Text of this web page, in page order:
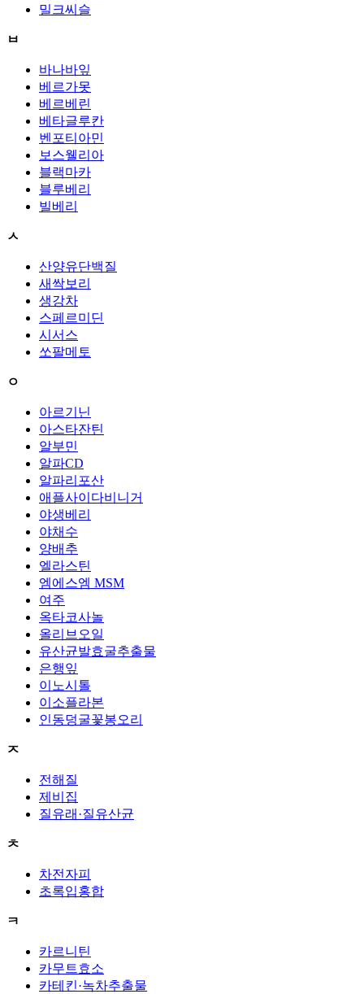
밀크씨슬
ㅂ
바나바잎
베르가못
베르베린
베타글루칸
벤포티아민
보스웰리아
블랙마카
블루베리
빌베리
ㅅ
산양유단백질
새싹보리
생강차
스페르미딘
시서스
쏘팔메토
ㅇ
아르기닌
아스타잔틴
알부민
알파CD
알파리포산
애플사이다비니거
야생베리
야채수
양배추
엘라스틴
엠에스엠 MSM
여주
옥타코사놀
올리브오일
유산균발효굴추출물
은행잎
이노시톨
이소플라본
인동덩굴꽃봉오리
ㅈ
전해질
제비집
질유래·질유산균
ㅊ
차전자피
초록입홍합
ㅋ
카르니틴
카무트효소
카테킨·녹차추출물